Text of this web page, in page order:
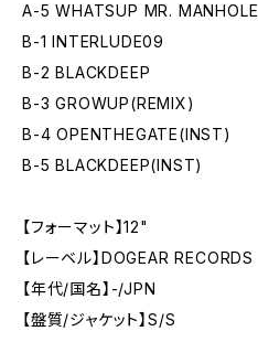
A-5 WHATSUP MR. MANHOLE
B-1 INTERLUDE09
B-2 BLACKDEEP
B-3 GROWUP(REMIX)
B-4 OPENTHEGATE(INST)
B-5 BLACKDEEP(INST)
【フォーマット】12"
【レーベル】DOGEAR RECORDS
【年代/国名】-/JPN
【盤質/ジャケット】S/S